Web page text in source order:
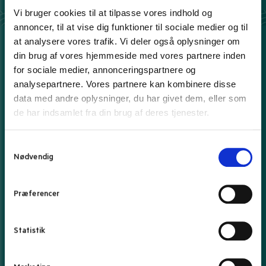
Vi bruger cookies til at tilpasse vores indhold og
annoncer, til at vise dig funktioner til sociale medier og til
at analysere vores trafik. Vi deler også oplysninger om
din brug af vores hjemmeside med vores partnere inden
for sociale medier, annonceringspartnere og
analysepartnere. Vores partnere kan kombinere disse
data med andre oplysninger, du har givet dem, eller som
de har indsamlet fra din brug af deres tjenester.
Nødvendig
Præferencer
Statistik
Her kan du betale med
Din ordre pakkes forsigtigt og sendes med